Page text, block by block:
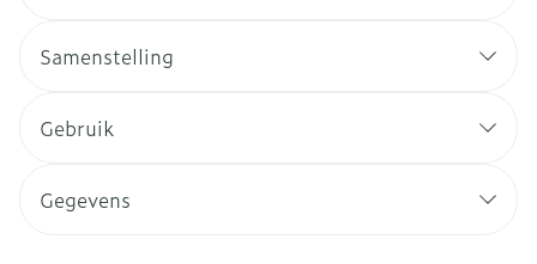
Samenstelling
Gebruik
Gegevens